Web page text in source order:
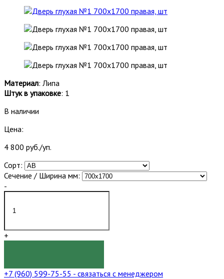
Материал: Липа
Штук в упаковке: 1
В наличии
Цена:
4 800 руб./уп.
Сорт:
Сечение / Ширина мм:
-
+
+7 (960) 599-75-55 - связаться с менеджером